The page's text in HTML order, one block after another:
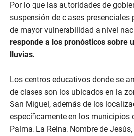
Por lo que las autoridades de
suspensión de clases presenciales
de mayor vulnerabilidad a nivel
responde a los pronósticos sobre
lluvias.
Los centros educativos donde se
de clases son los ubicados en la
San Miguel, además de los
específicamente en los municipios
Palma, La Reina, Nombre de